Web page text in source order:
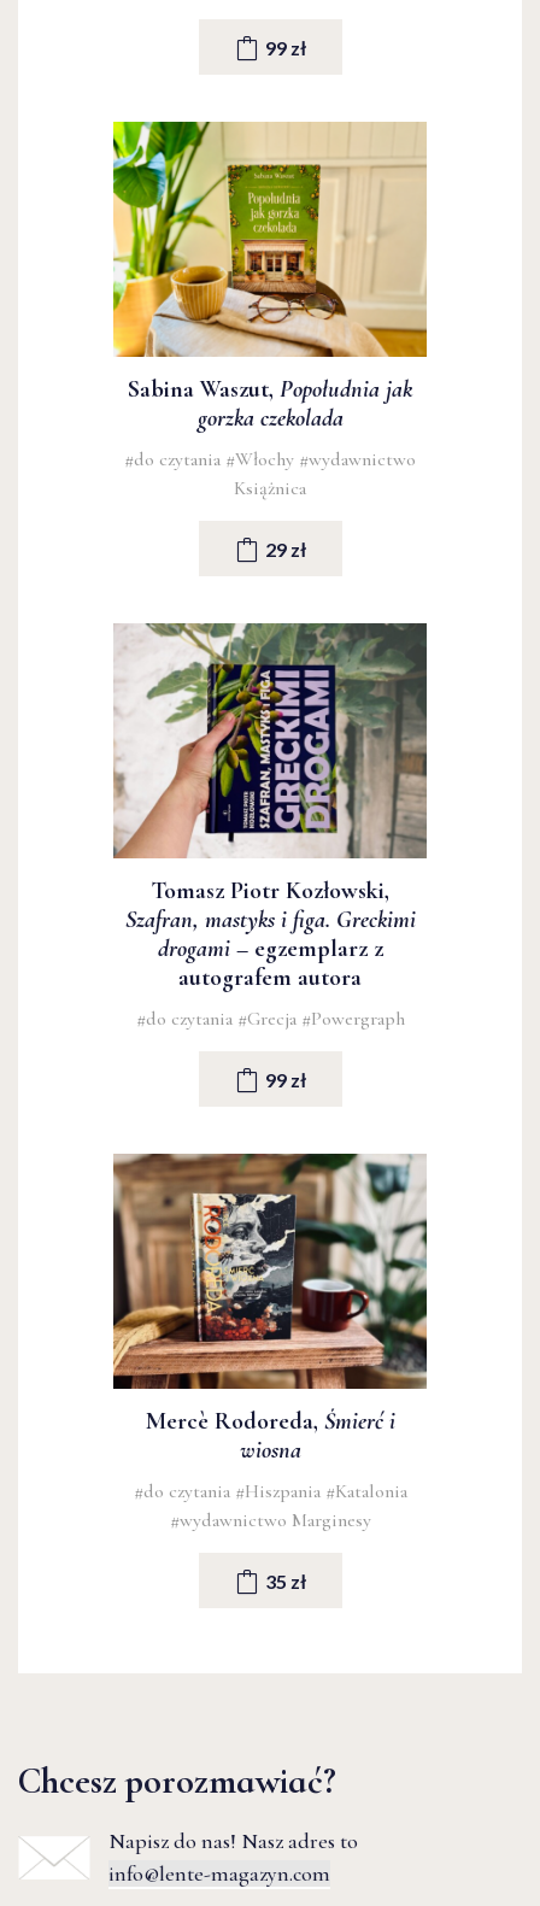
99 zł
Sabina Waszut, Popołudnia jak
gorzka czekolada
#do czytania #Włochy #wydawnictwo
Książnica
29 zł
Tomasz Piotr Kozłowski,
Szafran, mastyks i figa. Greckimi
drogami– egzemplarz z
autografem autora
#do czytania #Grecja #Powergraph
99 zł
Mercè Rodoreda, Śmierć i
wiosna
#do czytania #Hiszpania #Katalonia
#wydawnictwo Marginesy
35 zł
Chcesz porozmawiać?
Napisz do nas! Nasz adres to
info@lente-magazyn.com